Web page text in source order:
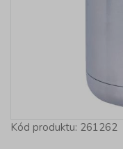
Kód produktu: 261262